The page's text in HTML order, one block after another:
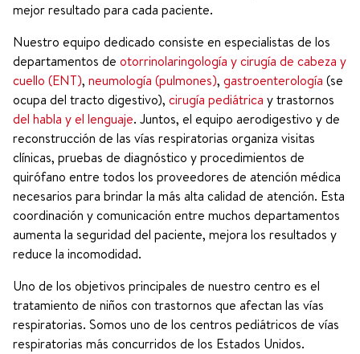
mejor resultado para cada paciente.
Nuestro equipo dedicado consiste en especialistas de los
departamentos de otorrinolaringología y cirugía de cabeza y
cuello (ENT), neumología (pulmones), gastroenterología (se
ocupa del tracto digestivo), cirugía pediátrica y trastornos
del habla y el lenguaje. Juntos, el equipo aerodigestivo y de
reconstrucción de las vías respiratorias organiza visitas
clínicas, pruebas de diagnóstico y procedimientos de
quirófano entre todos los proveedores de atención médica
necesarios para brindar la más alta calidad de atención. Esta
coordinación y comunicación entre muchos departamentos
aumenta la seguridad del paciente, mejora los resultados y
reduce la incomodidad.
Uno de los objetivos principales de nuestro centro es el
tratamiento de niños con trastornos que afectan las vías
respiratorias. Somos uno de los centros pediátricos de vías
respiratorias más concurridos de los Estados Unidos.